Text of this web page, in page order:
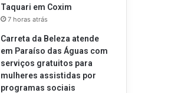
Taquari em Coxim
7 horas atrás
Carreta da Beleza atende
em Paraíso das Águas com
serviços gratuitos para
mulheres assistidas por
programas sociais